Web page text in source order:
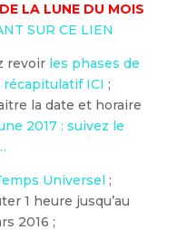
LA LUNE DU MOIS
SUR CE LIEN
revoir les phases de
récapitulatif ICI ;
la date et horaire
2017 : suivez le
Universel ;
1 heure jusqu’au
2016 ;